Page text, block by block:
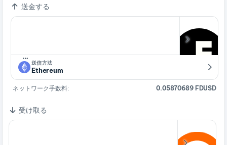
送金する
…
送信方法
Ethereum
ネットワーク手数料: 0.05870689 FDUSD
受け取る